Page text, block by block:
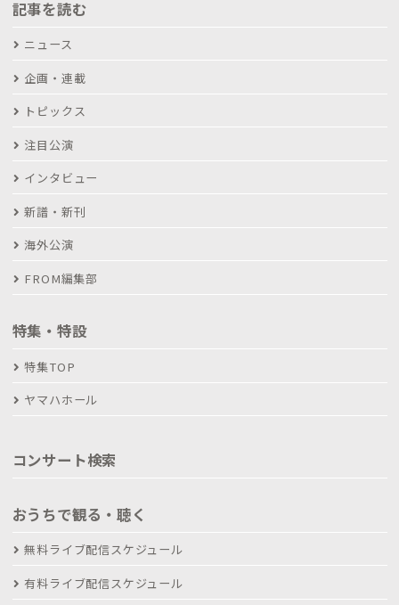
記事を読む
ニュース
企画・連載
トピックス
注目公演
インタビュー
新譜・新刊
海外公演
FROM編集部
特集・特設
特集TOP
ヤマハホール
コンサート検索
おうちで観る・聴く
無料ライブ配信スケジュール
有料ライブ配信スケジュール